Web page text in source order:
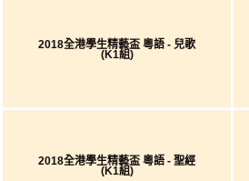
2018全港學生精藝盃 粵語 - 兒歌
(K1組)
2018全港學生精藝盃 粵語 - 聖經
(K1組)